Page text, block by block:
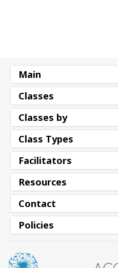
Main
Classes
Classes by
Class Types
Facilitators
Resources
Contact
Policies